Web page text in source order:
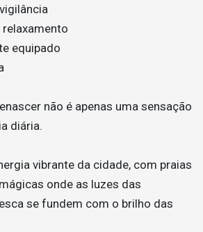
relaxamento
equipado
não é apenas uma sensação
diária.
vibrante da cidade, com praias
onde as luzes das
se fundem com o brilho das